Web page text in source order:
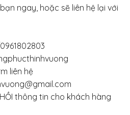
ngay, hoặc sẽ liên hệ lại với
liên hệ
thông tin cho khách hàng